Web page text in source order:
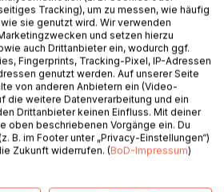
junge Rosina machen, als
Krankheit ihr Leben aus den
plötzlich erkrankt ist nichts mehr
muss erkennen, dass nichts alles ist,
sind plötzlich Feinde und Feinde
noch Wahrheit und was Lüge?
wenn die falsche Wahl sie
Tracking), um zu messen, wie häufig
sie genutzt wird. Wir verwenden
und setzen hierzu
auch Drittanbieter ein, wodurch ggf.
Fingerprints, Tracking-Pixel, IP-Adressen
genutzt werden. Auf unserer Seite
von anderen Anbietern ein (Video-
die weitere Datenverarbeitung und ein
Drittanbieter keinen Einfluss. Mit deiner
oben beschriebenen Vorgänge ein. Du
B. im Footer unter „Privacy-Einstellungen“)
Zukunft widerrufen. (BoD-Impressum)